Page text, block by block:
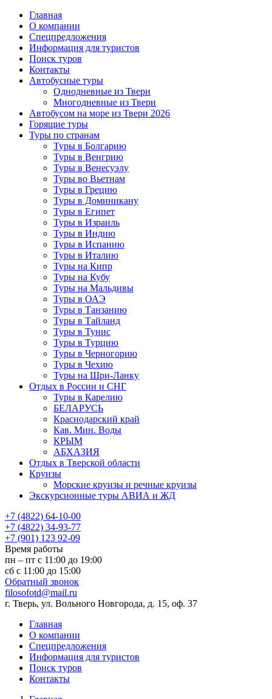
Главная
О компании
Спецпредложения
Информация для туристов
Поиск туров
Контакты
Автобусные туры
Однодневные из Твери
Многодневные из Твери
Автобусом на море из Твери 2026
Горящие туры
Туры по странам
Туры в Болгарию
Туры в Венгрию
Туры в Венесуэлу
Туры во Вьетнам
Туры в Грецию
Туры в Доминикану
Туры в Египет
Туры в Израиль
Туры в Индию
Туры в Испанию
Туры в Италию
Туры на Кипр
Туры на Кубу
Туры на Мальдивы
Туры в ОАЭ
Туры в Танзанию
Туры в Тайланд
Туры в Тунис
Туры в Турцию
Туры в Черногорию
Туры в Чехию
Туры на Шри-Ланку
Отдых в России и СНГ
Туры в Карелию
БЕЛАРУСЬ
Краснодарский край
Кав. Мин. Воды
КРЫМ
АБХАЗИЯ
Отдых в Тверской области
Круизы
Морские круизы и речные круизы
Экскурсионные туры АВИА и ЖД
‪+7 (4822) 64-10-00
+7 (4822) 34-93-77
+7 (901) 123 92-09
Время работы
пн – пт с 11:00 до 19:00
сб с 11:00 до 15:00
Обратный звонок
filosofotd@mail.ru
г. Тверь, ул. Вольного Новгорода, д. 15, оф. 37
Главная
О компании
Спецпредложения
Информация для туристов
Поиск туров
Контакты